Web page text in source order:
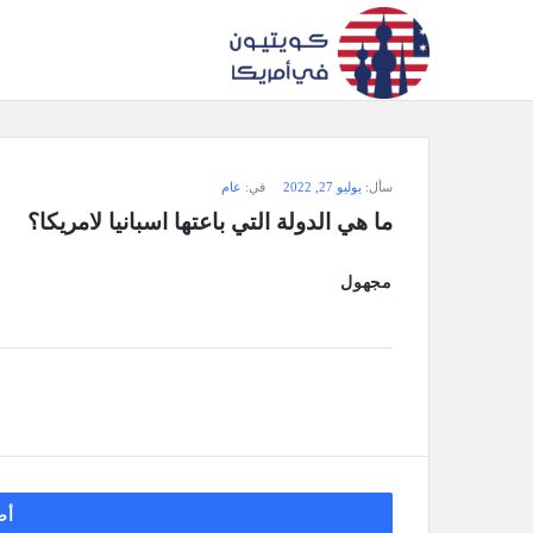
وجواب
أمريكا
سأل: يوليو 27, 2022 في: عام
ما هي الدولة التي باعتها اسبانيا لامريكا؟
مجهول